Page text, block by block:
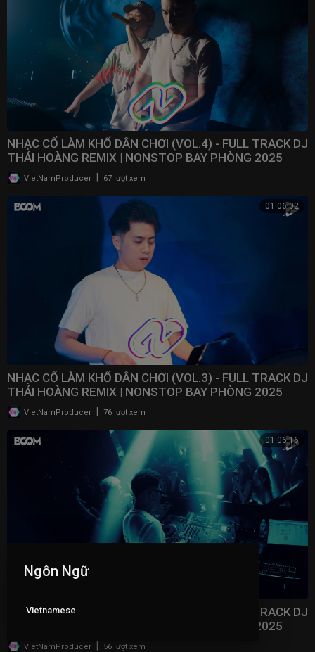
NHẠC CỔ LÀM KHỔ DÂN CHƠI (VOL.4) - FULL TRACK DJ
THÁI HOÀNG REMIX | NONSTOP BAY PHÒNG 2025
VietNamProducer 67 lượt xem
01:06:02
NHẠC CỔ LÀM KHỔ DÂN CHƠI (VOL.3) - FULL TRACK DJ
THÁI HOÀNG REMIX | NONSTOP BAY PHÒNG 2025
VietNamProducer 76 lượt xem
01:06:16
NHẠC CỔ LÀM KHỔ DÂN CHƠI (VOL.2) - FULL TRACK DJ
THÁI HOÀNG REMIX | NONSTOP BAY PHÒNG 2025
VietNamProducer 56 lượt xem
Ngôn Ngữ
Vietnamese